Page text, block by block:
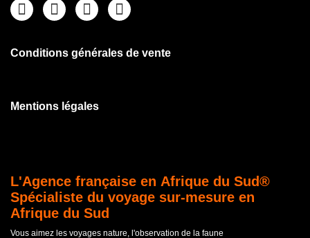
Conditions générales de vente
Mentions légales
L'Agence française en Afrique du Sud®
Spécialiste du voyage sur-mesure en
Afrique du Sud
Vous aimez les voyages nature, l'observation de la faune